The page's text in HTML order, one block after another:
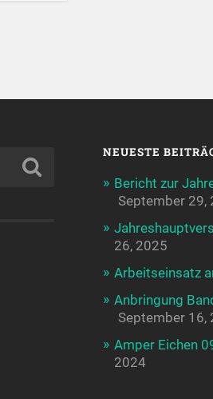
NEUESTE
Bericht zur
September 29,
26, 2025
Arbeitseinsatz
Anbringung
September 16,
Amper Eichen
2024